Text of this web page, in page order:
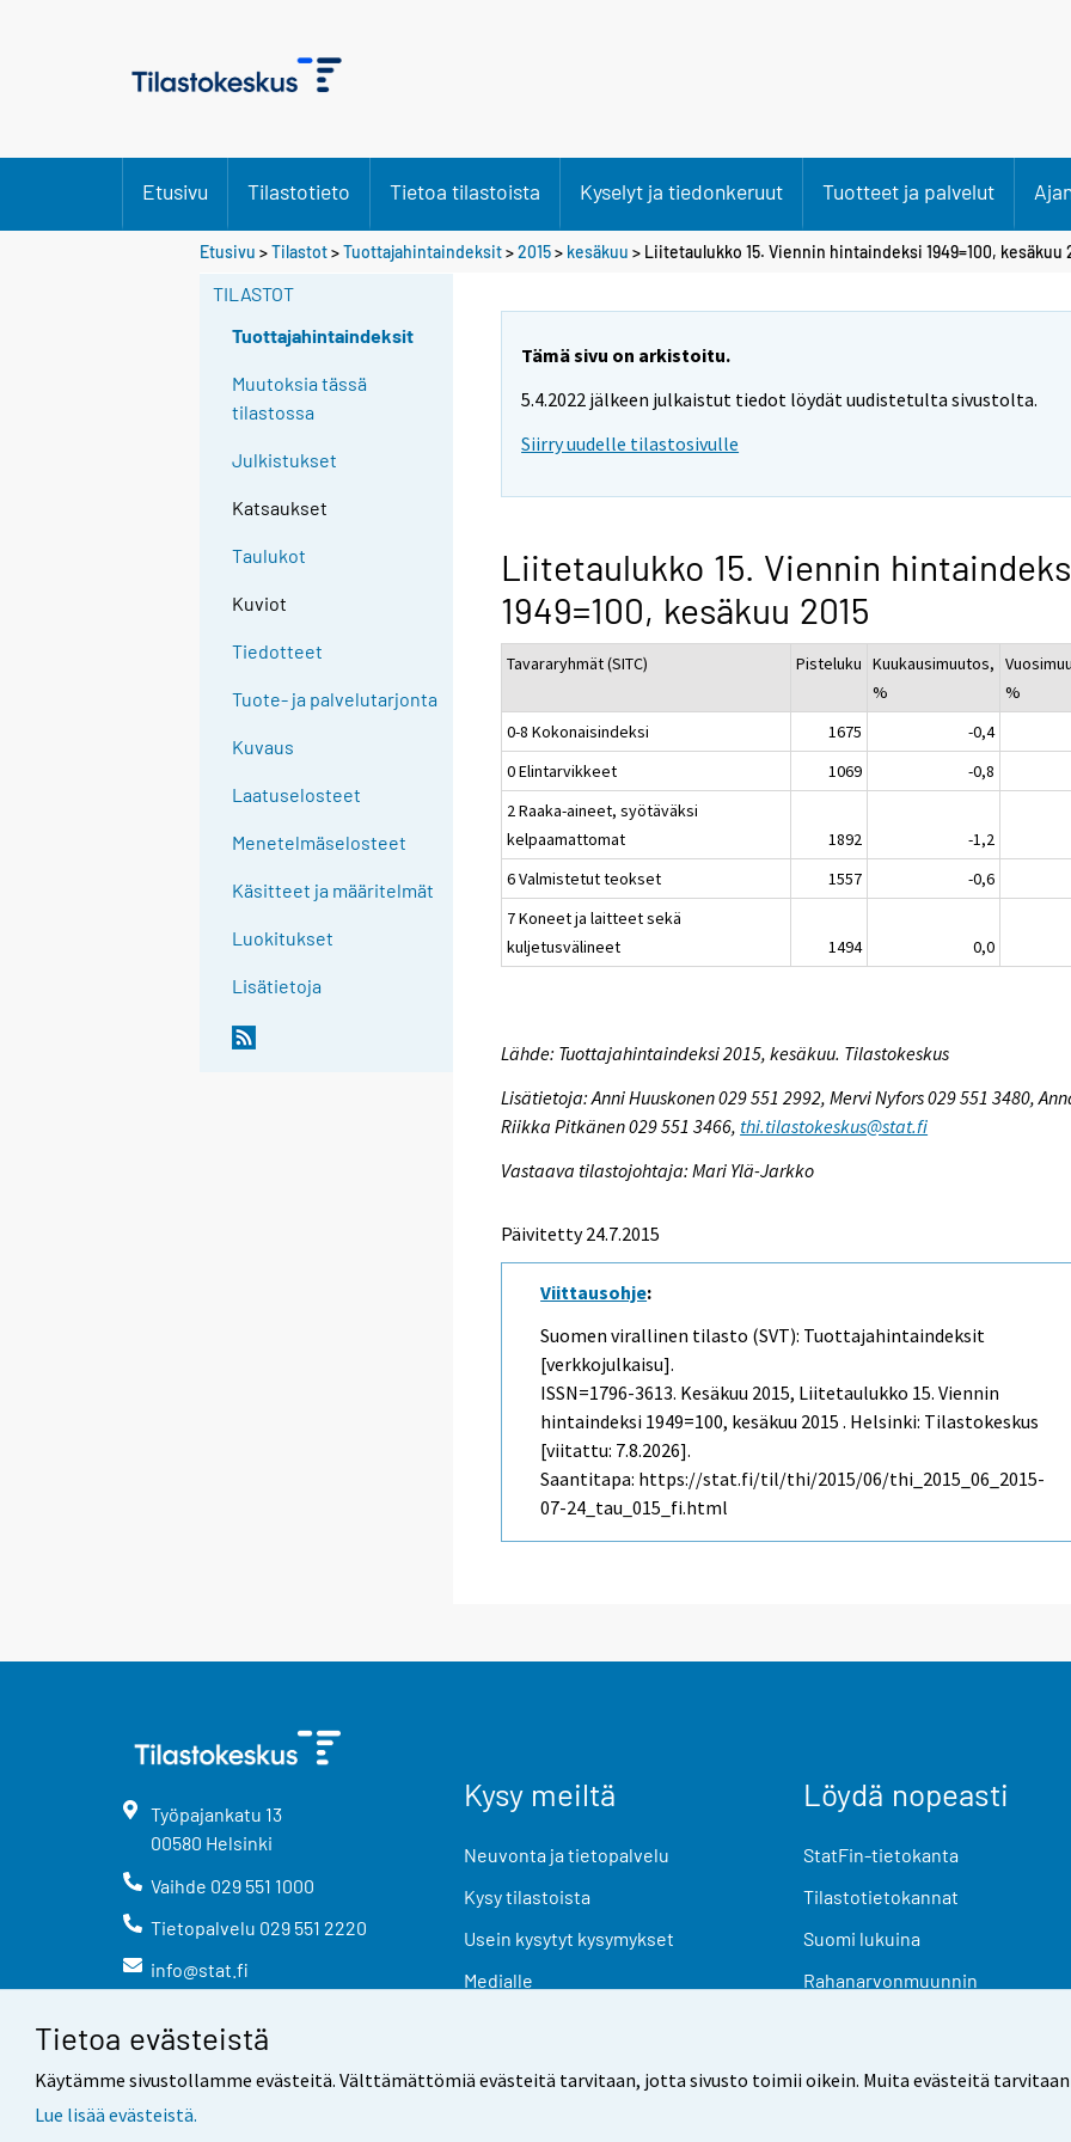
Tietoa evästeistä
Käytämme sivustollamme evästeitä. Välttämättömiä evästeitä tarvitaan, jotta sivusto toimii oikein. Muita evästeitä
Lue lisää evästeistä.
Etusivu Tilastotieto Tietoa tilastoista Kyselyt ja tiedonkeruut Tuotteet ja palvelut
Etusivu >Tilastot>Tuottajahintaindeksit>2015> kesäkuu > Liitetaulukko 15. Viennin hintaindeksi 1949=100, kesäkuu
TILASTOT
Tuottajahintaindeksit
Muutoksia tässä
tilastossa
Julkistukset
Katsaukset
Taulukot
Kuviot
Tiedotteet
Tuote- ja palvelutarjonta
Kuvaus
Laatuselosteet
Menetelmäselosteet
Käsitteet ja määritelmät
Luokitukset
Lisätietoja
Tämä sivu on arkistoitu.
5.4.2022 jälkeen julkaistut tiedot löydät uudistetulta sivustolta.
Siirry uudelle tilastosivulle
Liitetaulukko 15. Viennin
1949=100, kesäkuu 2015
Tavararyhmät (SITC) Pisteluku Kuukausimuutos,
%
%
0-8 Kokonaisindeksi
1675
-0,4
0 Elintarvikkeet
1069
-0,8
2 Raaka-aineet, syötäväksi
kelpaamattomat
1892
-1,2
6 Valmistetut teokset
1557
-0,6
7 Koneet ja laitteet sekä
kuljetusvälineet
1494 0,0
Lähde: Tuottajahintaindeksi 2015, kesäkuu. Tilastokeskus
Lisätietoja: Anni Huuskonen 029 551 2992, Mervi Nyfors 029 551 3480,
Riikka Pitkänen 029 551 3466, thi.tilastokeskus@stat.fi
Vastaava tilastojohtaja: Mari Ylä-Jarkko
Päivitetty 24.7.2015
Viittausohje:
Suomen virallinen tilasto (SVT): Tuottajahintaindeksit
[verkkojulkaisu].
ISSN=1796-3613. Kesäkuu 2015, Liitetaulukko 15. Viennin
hintaindeksi 1949=100, kesäkuu 2015 . Helsinki: Tilastokeskus
[viitattu: 7.8.2026].
Saantitapa: https://stat.fi/til/thi/2015/06/thi_2015_06_2015-
07-24_tau_015_fi.html
Työpajankatu 13
00580 Helsinki
Vaihde 029 551 1000
Tietopalvelu 029 551 2220
info@stat.fi
Kysy meiltä
Neuvonta ja tietopalvelu
Kysy tilastoista
Usein kysytyt kysymykset
Medialle
Löydä nopeasti
StatFin-tietokanta
Tilastotietokannat
Suomi lukuina
Rahanarvonmuunnin